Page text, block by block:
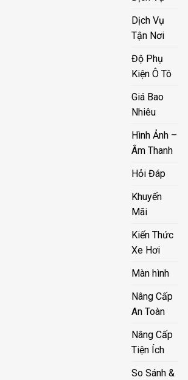
Dịch Vụ
Tận Nơi
Độ Phụ
Kiện Ô Tô
Giá Bao
Nhiêu
Hình Ảnh –
Âm Thanh
Hỏi Đáp
Khuyến
Mãi
Kiến Thức
Xe Hơi
Màn hình
Nâng Cấp
An Toàn
Nâng Cấp
Tiện Ích
So Sánh &